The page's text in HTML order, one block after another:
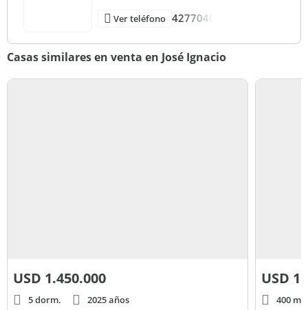
Ver teléfono 4277040
Casas similares en venta en José Ignacio
USD 1.450.000
5 dorm. 2025 años
USD
400